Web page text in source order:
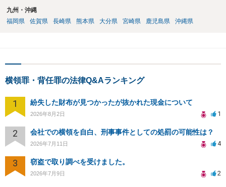
九州・沖縄
福岡県
佐賀県 長崎県 熊本県 大分県 宮崎県 鹿児島県 沖縄県
横領罪・背任罪の法律Q&Aランキング
1 紛失した財布が見つかったが抜かれた現金について
2026年8月2日 1
2 会社での横領を自白、刑事事件としての処罰の可能性は？
2026年7月11日 4
3 窃盗で取り調べを受けました。
2026年7月9日 2